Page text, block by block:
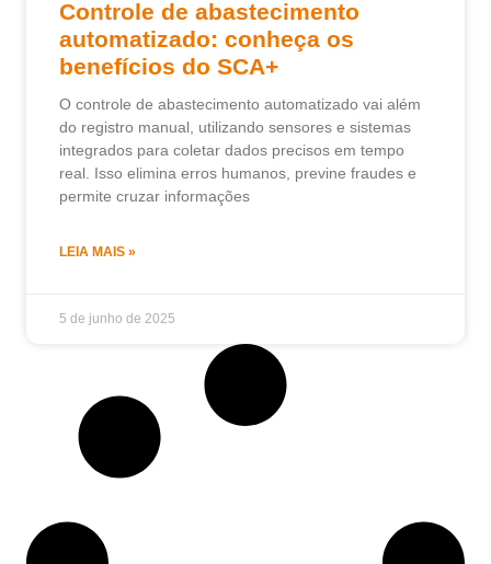
Controle de abastecimento
automatizado: conheça os
benefícios do SCA+
O controle de abastecimento automatizado vai além
do registro manual, utilizando sensores e sistemas
integrados para coletar dados precisos em tempo
real. Isso elimina erros humanos, previne fraudes e
permite cruzar informações
LEIA MAIS »
5 de junho de 2025